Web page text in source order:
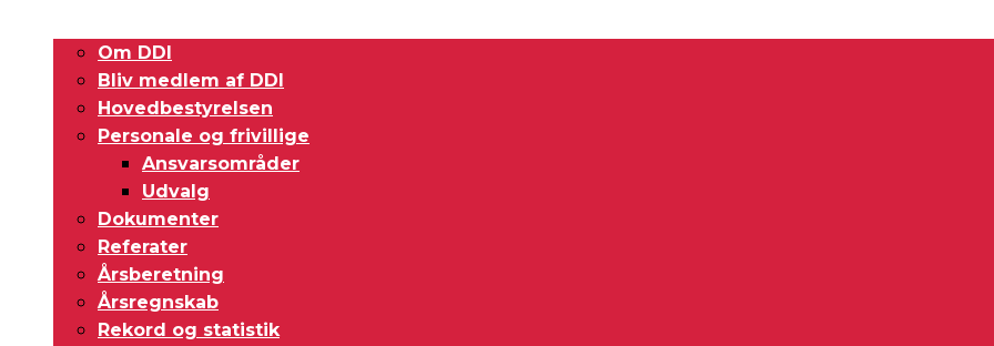
Om DDI
Bliv medlem af DDI
Hovedbestyrelsen
Personale og frivillige
Ansvarsområder
Udvalg
Dokumenter
Referater
Årsberetning
Årsregnskab
Rekord og statistik